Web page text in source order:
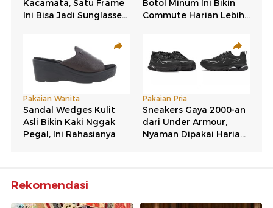
Rekomendasi